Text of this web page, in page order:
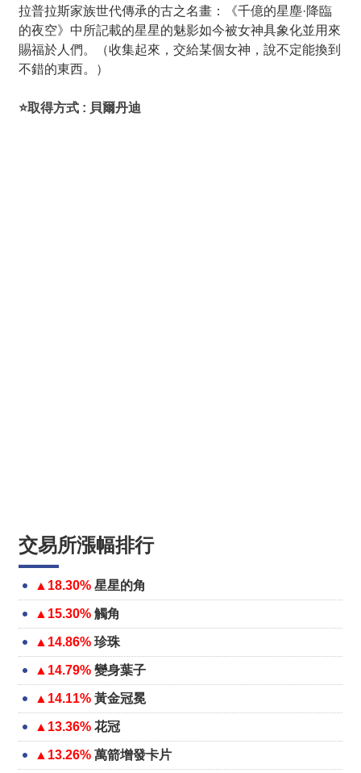
拉普拉斯家族世代傳承的古之名畫：《千億的星塵·降臨
的夜空》中所記載的星星的魅影如今被女神具象化並用來
賜福於人們。（收集起來，交給某個女神，說不定能換到
不錯的東西。）
⭐取得方式 : 貝爾丹迪
交易所漲幅排行
▲18.30% 星星的角
▲15.30% 觸角
▲14.86% 珍珠
▲14.79% 變身葉子
▲14.11% 黃金冠冕
▲13.36% 花冠
▲13.26% 萬箭增發卡片